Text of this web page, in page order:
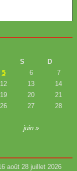
S D
juin »
5 6
7
12 13
14
19 20
21
26 27
28
août 28 juillet 2026